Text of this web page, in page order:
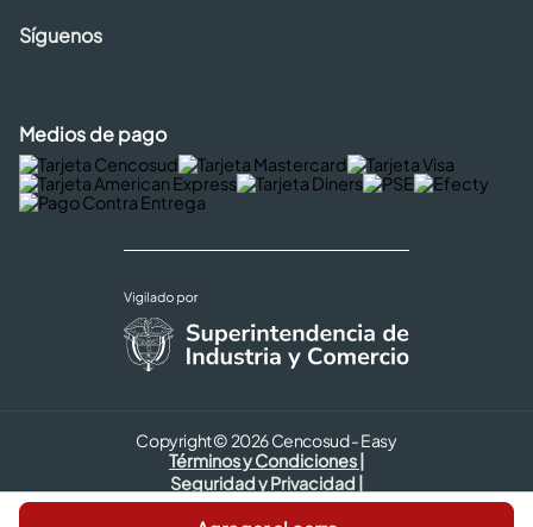
Síguenos
Medios de pago
Copyright © 2026 Cencosud - Easy
Términos y Condiciones |
Seguridad y Privacidad |
Código de ética